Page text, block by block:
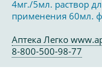
4мг./5мл. раствор
применения 60мл.
Аптека Легко
8-800-500-98-77